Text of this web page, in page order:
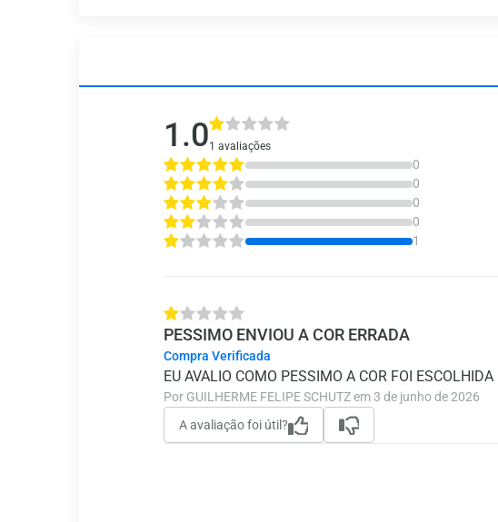
1.01 avaliações
0
0
0
0
1
PESSIMO ENVIOU A COR ERRADA
Compra Verificada
EU AVALIO COMO PESSIMO A COR FOI
Por GUILHERME FELIPE SCHUTZ em 3 de junho de 2026
A avaliação foi útil?